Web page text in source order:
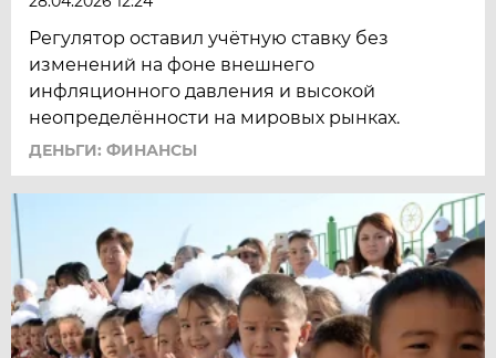
Регулятор оставил учётную ставку без
изменений на фоне внешнего
инфляционного давления и высокой
неопределённости на мировых рынках.
ДЕНЬГИ: ФИНАНСЫ